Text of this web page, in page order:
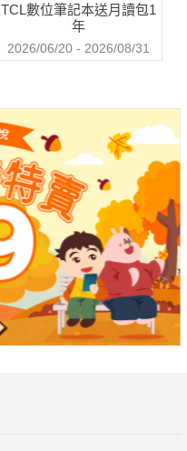
TCL數位筆記本送月讀包1
年
2026/06/20 - 2026/08/31